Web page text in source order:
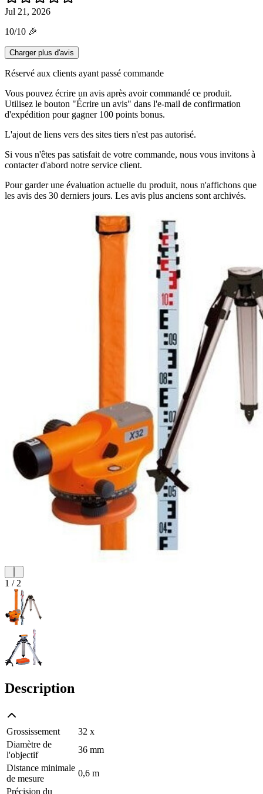
Jul 21, 2026
10/10 🎉
Charger plus d'avis
Réservé aux clients ayant passé commande
Vous pouvez écrire un avis après avoir commandé ce produit.
Utilisez le bouton "Écrire un avis" dans l'e-mail de confirmation
d'expédition pour gagner 100 points bonus.
L'ajout de liens vers des sites tiers n'est pas autorisé.
Si vous n'êtes pas satisfait de votre commande, nous vous invitons à
contacter d'abord notre service client.
Pour garder une évaluation actuelle du produit, nous n'affichons que
les avis des 30 derniers jours. Les avis plus anciens sont archivés.
1 / 2
Description
Grossissement
32 x
Diamètre de
l'objectif
36 mm
Distance minimale
de mesure
0,6 m
Précision du